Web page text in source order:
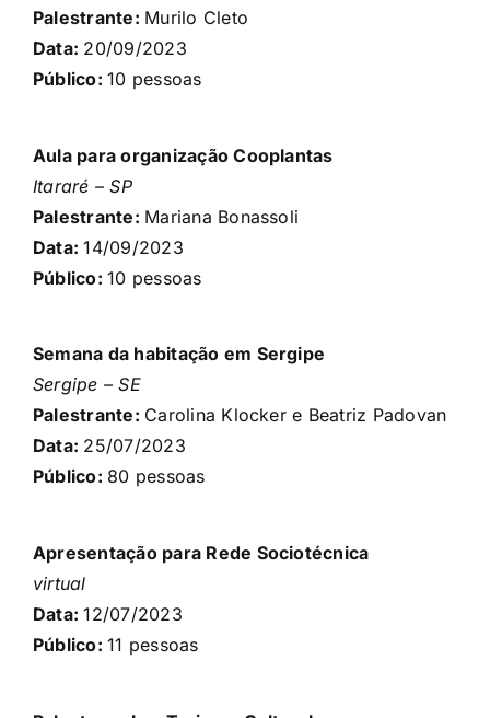
Palestrante: Murilo Cleto
Data: 20/09/2023
Público:10 pessoas
Aula para organização Cooplantas
Itararé – SP
Palestrante: Mariana Bonassoli
Data:14/09/2023
Público:10 pessoas
Semana da habitação em Sergipe
Sergipe – SE
Palestrante: Carolina Klocker e Beatriz Padovan
Data: 25/07/2023
Público: 80 pessoas
Apresentação para Rede Sociotécnica
virtual
Data:12/07/2023
Público:11 pessoas